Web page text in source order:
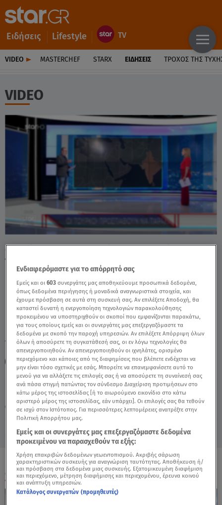
Ειδήσεις Lifestyle
VIDEO MASTERCHEF STARX ΕΙΔΉΣΕΙΣ ΤΡΟΧΌΣ ΤΗΣ
VIDEO
Παρασκευή 7 Αυγούστου 2026
16.06.26, 22:06 ΚΟΣΜΟΣ
Οι Τούρκοι Προσπαθούν Να Παρακάμψουν
Τον Πειραιά - Video
TAGS: ΔΕΛΤΙΟ ΕΙΔΗΣΕΩΝ STAR ΤΟΥΡΚΙΑ ΠΕΙΡΑΙΑΣ
ΣΑΟΥΔΙΚΗ ΑΡΑΒΙΑ IMEC
ΟΛΑ ΤΑ ΒΙΝΤΕΟ
Ενδιαφερόμαστε για το απόρρητό σας
Εμείς και οι603 συνεργάτες μας αποθηκεύουμε προσωπικά δεδομένα,
όπως δεδομένα περιήγησης ή μοναδικά αναγνωριστικά στοιχεία, και
έχουμε πρόσβαση σε αυτά στη συσκευή σας. Αν επιλέξετε Αποδοχή, θα
καταστεί δυνατή η ενεργοποίηση τεχνολογιών παρακολούθησης
προκειμένου να υποστηριχθούν οι σκοποί που εμφανίζονται παρακάτω,
για τους οποίους εμείς και οι συνεργάτες μας επεξεργαζόμαστε τα
δεδομένα με σκοπό την παροχή υπηρεσιών. Αν επιλέξετε Απόρριψη όλων
όλων ή αποσύρετε τη συγκατάθεσή σας, οι εν λόγω τεχνολογίες θα
απενεργοποιηθούν. Αν απενεργοποιηθούν οι ιχνηλάτες, ορισμένο
περιεχόμενο και κάποιες από τις διαφημίσεις που βλέπετε ενδέχεται να
μην είναι τόσο σχετικές με εσάς. Μπορείτε να επανεμφανίσετε αυτό το
μενού για να αλλάξετε τις επιλογές σας ή να αποσύρετε τη συναίνεσή σας
ανά πάσα στιγμή πατώντας τον σύνδεσμο Διαχείριση προτιμήσεων στο
κάτω μέρος της ιστοσελίδας [ή το αιωρούμενο εικονίδιο στο κάτω
αριστερό μέρος της ιστοσελίδας, εάν υπάρχει]. Οι επιλογές σας θα τεθούν
σε ισχύ στον Ιστότοπος. Για περισσότερες λεπτομέρειες ανατρέξτε στην
Πολιτική Απορρήτου μας.
Εμείς και οι συνεργάτες μας επεξεργαζόμαστε δεδομένα
προκειμένου να παρασχεθούν τα εξής:
Χρήση επακριβών δεδομένων γεωεντοπισμού. Ακριβής σάρωση
χαρακτηριστικών συσκευής για αναγνώριση ταυτότητας. Αποθήκευση ή/
και πρόσβαση στα δεδομένα μιας συσκευής. Εξατομικευμένη διαφήμιση
και περιεχόμενο, μέτρηση διαφήμισης και περιεχομένου, έρευνα κοινού
και ανάπτυξη υπηρεσιών.
Κατάλογος συνεργατών (προμηθευτές)